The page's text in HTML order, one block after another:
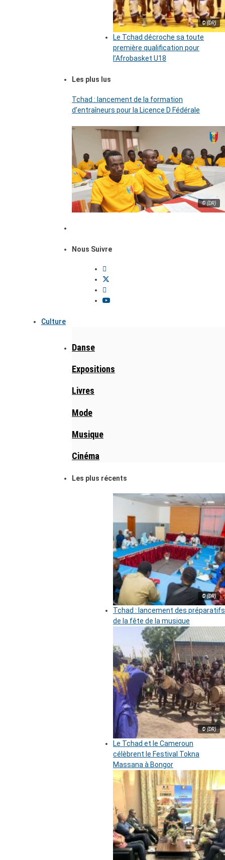
© (DR)
Le Tchad décroche sa toute
première qualification pour
l’Afrobasket U18
Les plus lus
Tchad : lancement de la formation
d’entraîneurs pour la Licence D Fédérale
© (DR)
Nous Suivre
Culture
Danse
Expositions
Livres
Mode
Musique
Cinéma
Les plus récents
© (DR)
Tchad : lancement des préparatifs
de la fête de la musique
© (DR)
Le Tchad et le Cameroun
célèbrent le Festival Tokna
Massana à Bongor